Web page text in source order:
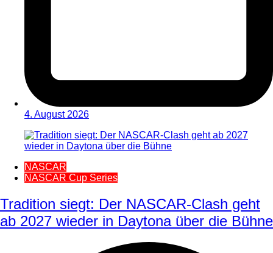
4. August 2026
NASCAR
NASCAR Cup Series
Tradition siegt: Der NASCAR-Clash geht
ab 2027 wieder in Daytona über die Bühne